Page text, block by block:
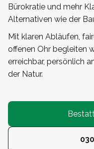
Bürokratie und mehr
Alternativen wie der
Mit klaren Abläufen,
offenen Ohr begleiten
erreichbar, persönlich
der Natur.